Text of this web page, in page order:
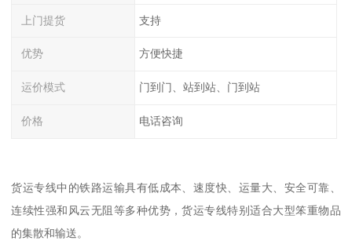
上门提货 支持
优势 方便快捷
运价模式 门到门、站到站、门到站
价格 电话咨询
货运专线中的铁路运输具有低成本、速度快、运量大、安全可靠、
连续性强和风云无阻等多种优势，货运专线特别适合大型笨重物品
的集散和输送。